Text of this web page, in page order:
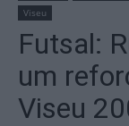
Viseu
Futsal:
um
Viseu